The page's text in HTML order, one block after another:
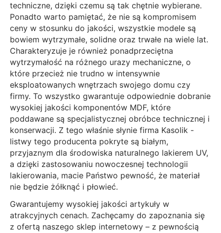
techniczne, dzięki czemu są tak chętnie wybierane.
Ponadto warto pamiętać, że nie są kompromisem
ceny w stosunku do jakości, wszystkie modele są
bowiem wytrzymałe, solidne oraz trwałe na wiele lat.
Charakteryzuje je również ponadprzeciętna
wytrzymałość na różnego urazy mechaniczne, o
które przecież nie trudno w intensywnie
eksploatowanych wnętrzach swojego domu czy
firmy. To wszystko gwarantuje odpowiednie dobranie
wysokiej jakości komponentów MDF, które
poddawane są specjalistycznej obróbce technicznej i
konserwacji. Z tego właśnie słynie firma Kasolik -
listwy tego producenta pokryte są białym,
przyjaznym dla środowiska naturalnego lakierem UV,
a dzięki zastosowaniu nowoczesnej technologii
lakierowania, macie Państwo pewność, że materiał
nie będzie żółknąć i płowieć.
Gwarantujemy wysokiej jakości artykuły w
atrakcyjnych cenach. Zachęcamy do zapoznania się
z ofertą naszego sklep internetowy – z pewnością